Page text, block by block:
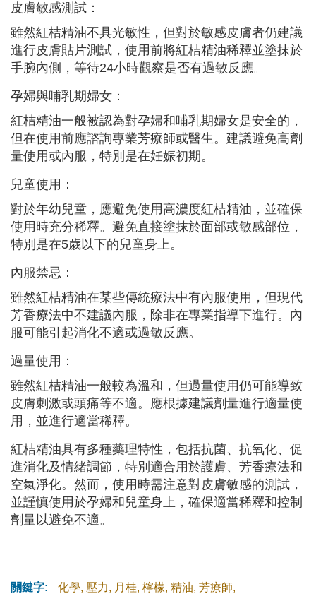
皮膚敏感測試：
雖然紅桔精油不具光敏性，但對於敏感皮膚者仍建議
進行皮膚貼片測試，使用前將紅桔精油稀釋並塗抹於
手腕內側，等待24小時觀察是否有過敏反應。
孕婦與哺乳期婦女：
紅桔精油一般被認為對孕婦和哺乳期婦女是安全的，
但在使用前應諮詢專業芳療師或醫生。建議避免高劑
量使用或內服，特別是在妊娠初期。
兒童使用：
對於年幼兒童，應避免使用高濃度紅桔精油，並確保
使用時充分稀釋。避免直接塗抹於面部或敏感部位，
特別是在5歲以下的兒童身上。
內服禁忌：
雖然紅桔精油在某些傳統療法中有內服使用，但現代
芳香療法中不建議內服，除非在專業指導下進行。內
服可能引起消化不適或過敏反應。
過量使用：
雖然紅桔精油一般較為溫和，但過量使用仍可能導致
皮膚刺激或頭痛等不適。應根據建議劑量進行適量使
用，並進行適當稀釋。
紅桔精油具有多種藥理特性，包括抗菌、抗氧化、促
進消化及情緒調節，特別適合用於護膚、芳香療法和
空氣淨化。然而，使用時需注意對皮膚敏感的測試，
並謹慎使用於孕婦和兒童身上，確保適當稀釋和控制
劑量以避免不適。
關鍵字: 化學, 壓力, 月桂, 檸檬, 精油, 芳療師,